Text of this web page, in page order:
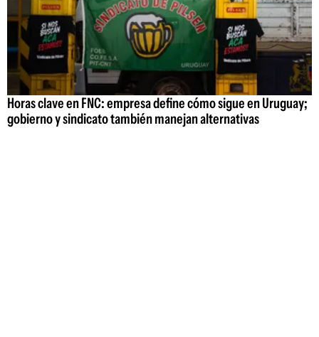
Horas clave en FNC: empresa define cómo sigue en Uruguay;
gobierno y sindicato también manejan alternativas